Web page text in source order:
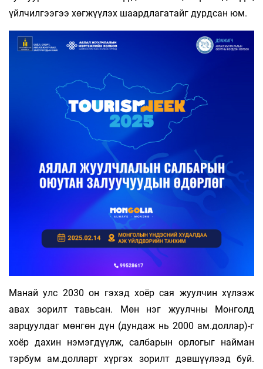
үйл­чил­гээгээ хөгжүүлэх шаард­ла­га­тайг дурд­сан юм.
Манай улс 2030 он гэхэд хоёр сая жуулчин хүлээж
авах зорилт тавьсан. Мөн нэг жуулчны Монголд
зарцуулдаг мөнгөн дүн (дундаж нь 2000 ам.доллар)-г
хоёр дахин нэмэгдүүлж, салбарын ор­логыг найман
тэрбум ам.долларт хүргэх зорилт дэвшүүлээд буй.